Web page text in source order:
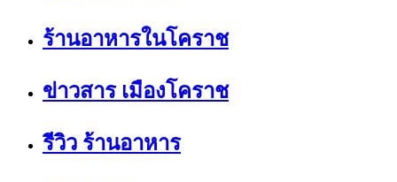
ร้านอาหารในโคราช
ข่าวสาร เมืองโคราช
รีวิว ร้านอาหาร